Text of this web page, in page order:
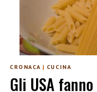
CRONACA | CUCINA
Gli USA